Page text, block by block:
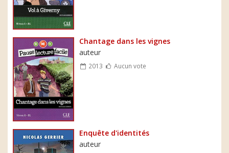
Chantage dans les vignes
auteur
2013 Aucun vote
Enquête d'identités
auteur